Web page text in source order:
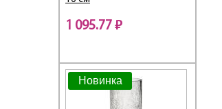
1 095.77 ₽
Новинка